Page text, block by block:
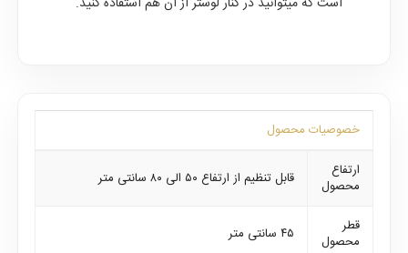
خصوصیات محصول
ارتفاع
محصول
قابل تنظیم از ارتفاع ۵۰ الی ۸۰ سانتی متر
قطر
محصول
۴۵ سانتی متر